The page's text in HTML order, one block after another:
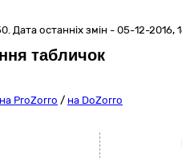
Дата останніх змін - 05-12-2016,
табличок
на ProZorro / на DoZorro